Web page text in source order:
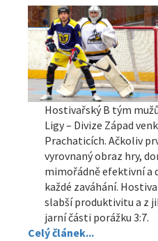
Hostivařský B tým
Ligy – Divize Západ
Prachaticích. Ačkoliv
vyrovnaný obraz hry,
mimořádně efektivní
každé zaváhání.
slabší produktivitu a z
jarní části porážku 3:7.
Celý článek...